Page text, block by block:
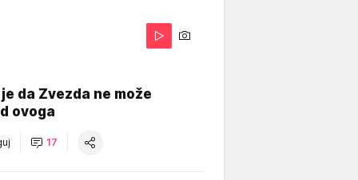
da Zvezda ne može
ovoga
17